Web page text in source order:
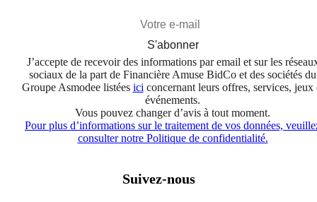
S'abonner
J’accepte de recevoir des informations par email et sur les
sociaux de la part de Financière Amuse BidCo et des sociétés du
Groupe Asmodee listées iciconcernant leurs offres, services, jeux
événements.
Vous pouvez changer d’avis à tout moment.
Pour plus d’informations sur le traitement de vos données,
consulter notre Politique de confidentialité.
Suivez-nous